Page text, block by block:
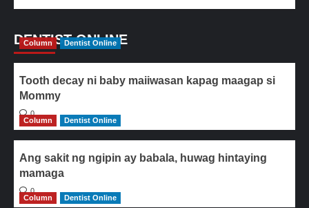
DENTIST ONLINE
Column Dentist Online
Tooth decay ni baby maiiwasan kapag maagap si
Mommy
0
Column
Dentist Online
Ang sakit ng ngipin ay babala, huwag hintaying
mamaga
0
Column
Dentist Online